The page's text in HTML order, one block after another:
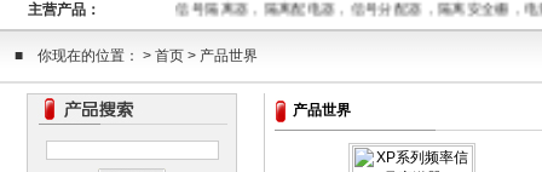
主营产品： 信号隔离器，隔离配电器，信号分配器，隔离安全栅，
■ 你现在的位置： > 首页 > 产品世界
产品世界